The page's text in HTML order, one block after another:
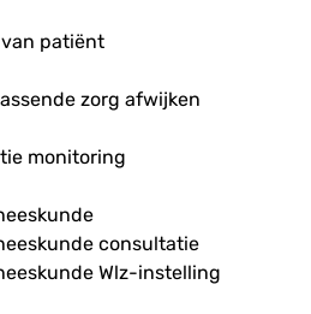
patiënt
zorg afwijken
monitoring
consultatie
Wlz-instelling